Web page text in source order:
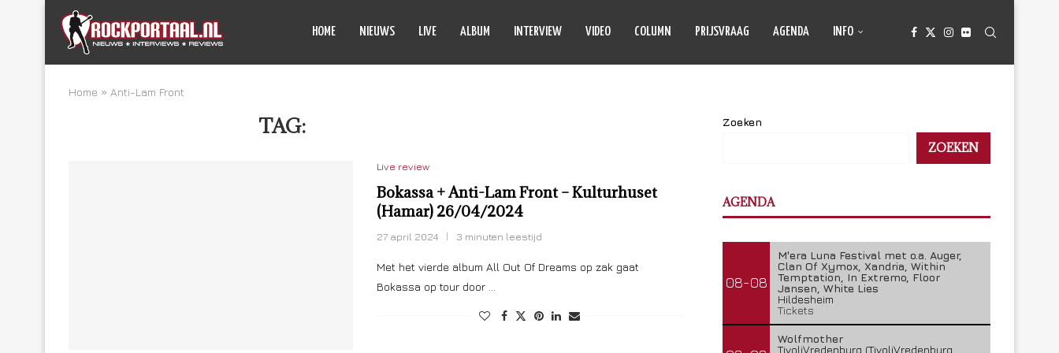
HOME NIEUWS LIVE ALBUM INTERVIEW VIDEO COLUMN PRIJSVRAAG AGENDA INFO
Home » Anti-Lam Front
TAG:
Live review
Bokassa + Anti-Lam Front – Kulturhuset
(Hamar) 26/04/2024
27 april 2024 3 minuten leestijd
Met het vierde album All Out Of Dreams op zak gaat
Bokassa op tour door …
Zoeken
ZOEKEN
AGENDA
08-08
M'era Luna Festival met o.a. Auger,
Clan Of Xymox, Xandria, Within
Temptation, In Extremo, Floor
Jansen, White Lies
Hildesheim
Tickets
Wolfmother
TivoliVredenburg (TivoliVredenburg